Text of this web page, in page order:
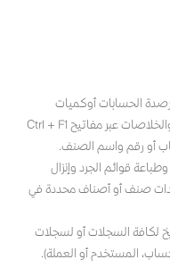
الحسابات أوكميات
الأصناف في تقارير بيع وشراء الأصناف والخلاصات عبر مفاتيح Ctrl + F1
أو رقم واسم الصنف.
قوائم الجرد وإنزال
صنف أو أصناف محددة في
لكافة السجلات أو لسجلات
المستخدم أو العملة).